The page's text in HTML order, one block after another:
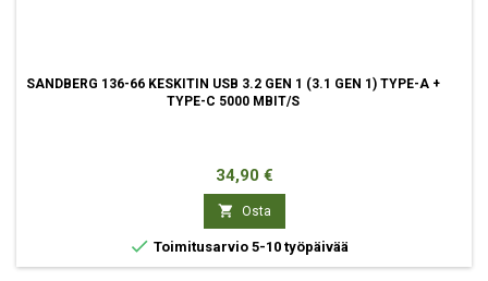
SANDBERG 136-66 KESKITIN USB 3.2 GEN 1 (3.1 GEN 1) TYPE-A +
TYPE-C 5000 MBIT/S
Hinta
34,90 €
 Osta
 Toimitusarvio 5-10 työpäivää